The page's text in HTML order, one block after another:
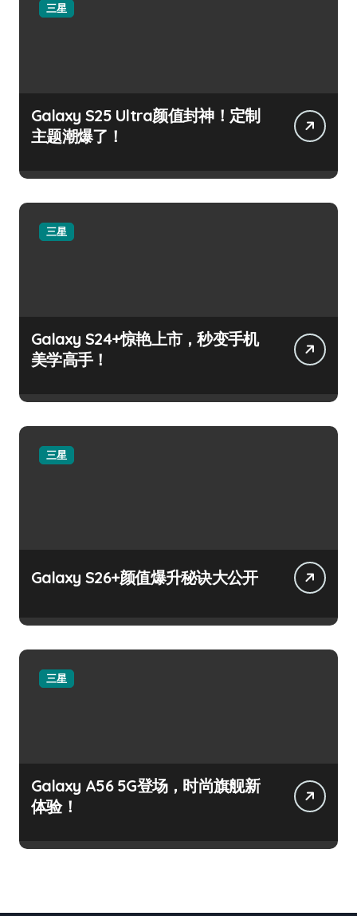
三星
Galaxy S25 Ultra颜值封神！定制
主题潮爆了！
三星
Galaxy S24+惊艳上市，秒变手机
美学高手！
三星
Galaxy S26+颜值爆升秘诀大公开
三星
Galaxy A56 5G登场，时尚旗舰新
体验！